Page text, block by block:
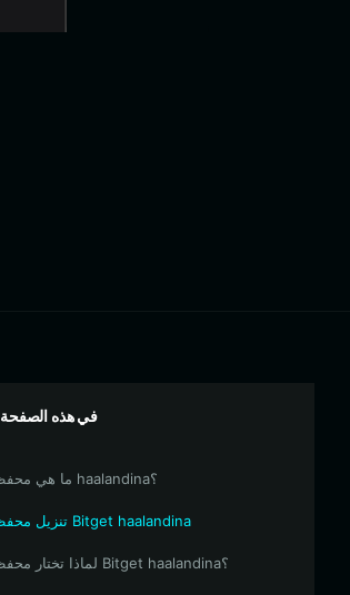
في هذه الصفحة
ما هي محفظة haalandina؟
تنزيل محفظة Bitget haalandina
لماذا تختار محفظة Bitget haalandina؟